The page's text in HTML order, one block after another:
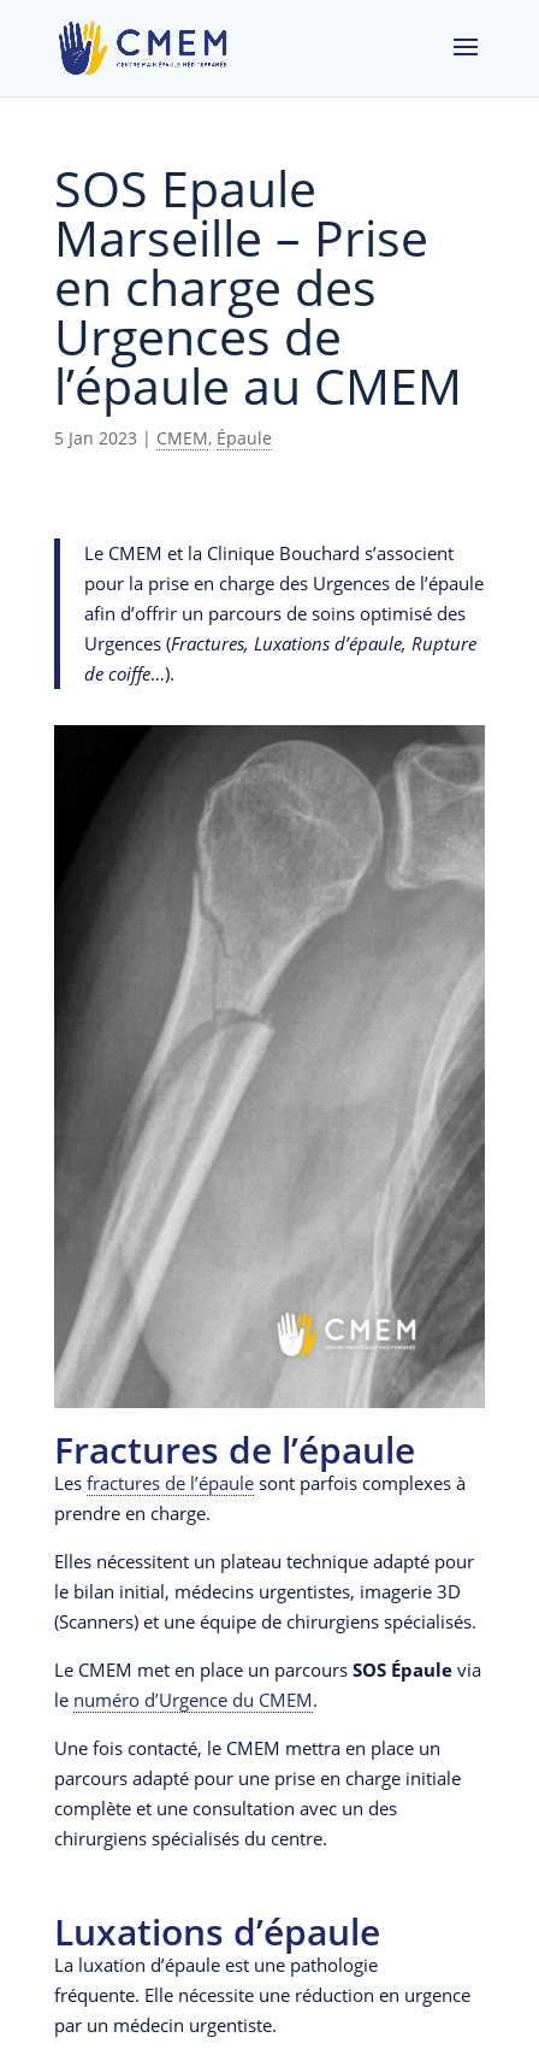
SOS Epaule
Marseille – Prise
en charge des
Urgences de
l’épaule au CMEM
5 Jan 2023 | CMEM, Épaule
Le CMEM et la Clinique Bouchard s’associent
pour la prise en charge des Urgences de l’épaule
afin d’offrir un parcours de soins optimisé des
Urgences (Fractures, Luxations d’épaule, Rupture
de coiffe…).
Fractures de l’épaule
Les fractures de l’épaulesont parfois complexes à
prendre en charge.
Elles nécessitent un plateau technique adapté pour
le bilan initial, médecins urgentistes, imagerie 3D
(Scanners) et une équipe de chirurgiens spécialisés.
Le CMEM met en place un parcours SOS Épaulevia
le numéro d’Urgence du CMEM.
Une fois contacté, le CMEM mettra en place un
parcours adapté pour une prise en charge initiale
complète et une consultation avec un des
chirurgiens spécialisés du centre.
Luxations d’épaule
La luxation d’épaule est une pathologie
fréquente. Elle nécessite une réduction en urgence
par un médecin urgentiste.